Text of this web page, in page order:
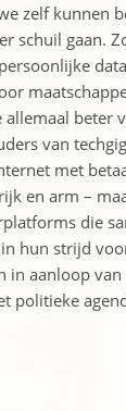
zelf kunnen
schuil gaan.
allemaal beter
van
met
en arm –
die
hun strijd
in aanloop
politieke